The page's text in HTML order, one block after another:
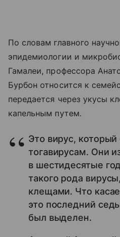
По словам главного
эпидемиологии и
Гамалеи, профессора
Бурбон относится к
передается через укусы
капельным путем.
Это вирус, который
тогавирусам. Они
в шестидесятые
такого рода
клещами. Что
это последний
был выделен.